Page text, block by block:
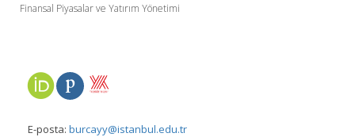
Finansal Piyasalar ve Yatırım Yönetimi
E-posta: burcayy@istanbul.edu.tr